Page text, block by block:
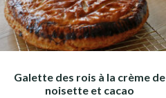
Galette des rois à la crème de
noisette et cacao